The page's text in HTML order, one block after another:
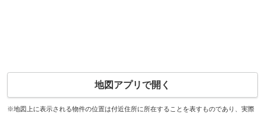
地図アプリで開く
※地図上に表示される物件の位置は付近住所に所在することを表すものであり、実際